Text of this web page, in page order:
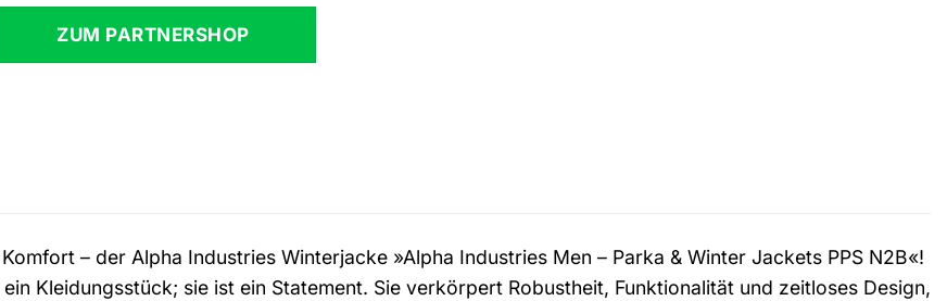
ZUM PARTNERSHOP
– der Alpha Industries Winterjacke »Alpha Industries Men – Parka & Winter Jackets PPS N2B«!
Kleidungsstück; sie ist ein Statement. Sie verkörpert Robustheit, Funktionalität und zeitloses Design,